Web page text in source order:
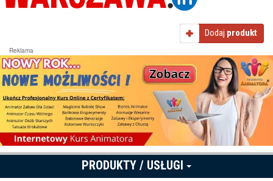
Dodaj produkt
Reklama
PRODUKTY / USŁUGI